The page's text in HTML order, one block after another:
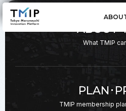
ABOUT
What TMIP
PLAN･
TMIP membership